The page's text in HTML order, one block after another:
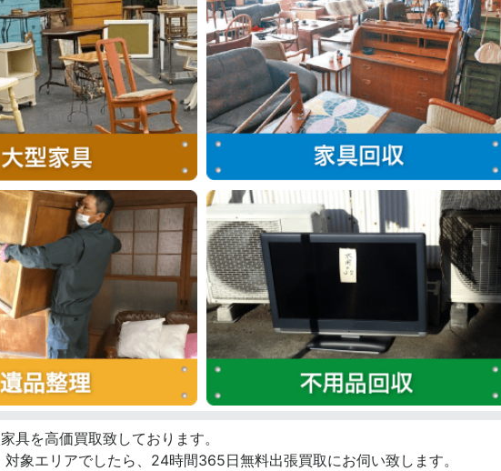
具を高価買取致しております。
象エリアでしたら、24時間365日無料出張買取にお伺い致します。